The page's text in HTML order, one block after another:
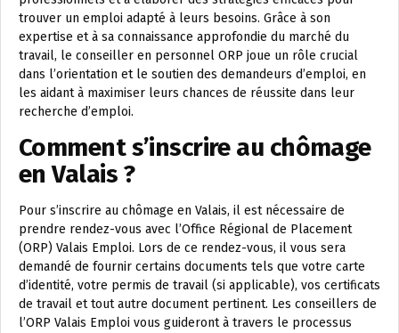
trouver un emploi adapté à leurs besoins. Grâce à son
expertise et à sa connaissance approfondie du marché du
travail, le conseiller en personnel ORP joue un rôle crucial
dans l’orientation et le soutien des demandeurs d’emploi, en
les aidant à maximiser leurs chances de réussite dans leur
recherche d’emploi.
Comment s’inscrire au chômage
en Valais ?
Pour s’inscrire au chômage en Valais, il est nécessaire de
prendre rendez-vous avec l’Office Régional de Placement
(ORP) Valais Emploi. Lors de ce rendez-vous, il vous sera
demandé de fournir certains documents tels que votre carte
d’identité, votre permis de travail (si applicable), vos certificats
de travail et tout autre document pertinent. Les conseillers de
l’ORP Valais Emploi vous guideront à travers le processus